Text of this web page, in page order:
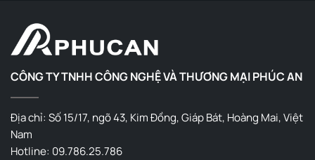
CÔNG TY TNHH CÔNG NGHỆ VÀ THƯƠNG MẠI PHÚC AN
Địa chỉ: Số 15/17, ngõ 43, Kim Đồng, Giáp Bát, Hoàng Mai, Việt
Nam
Hotline: 09.786.25.786